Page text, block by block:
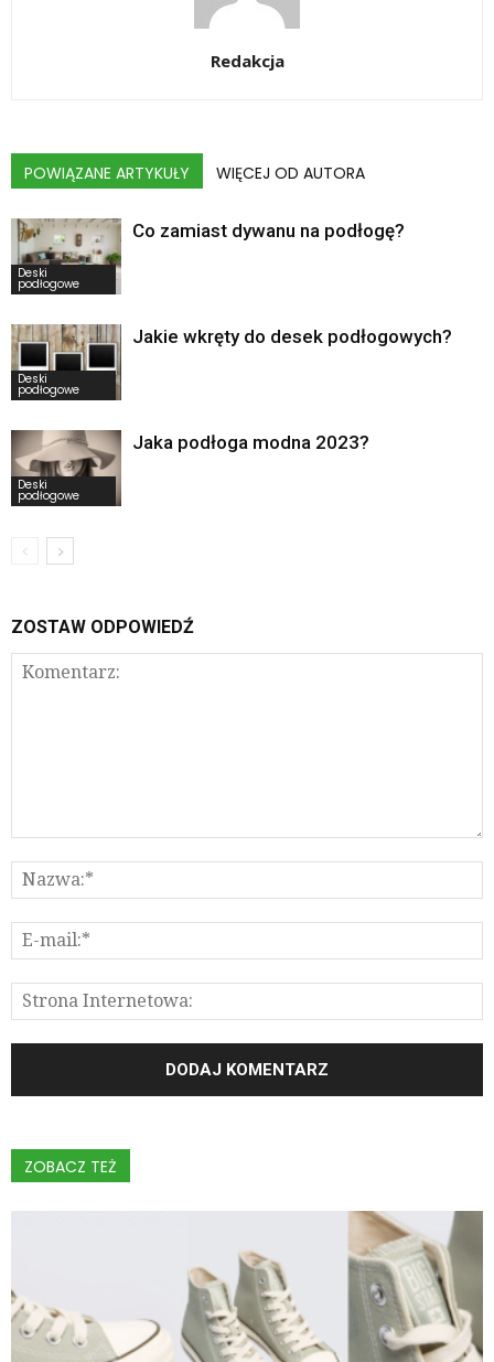
Redakcja
POWIĄZANE ARTYKUŁY WIĘCEJ OD AUTORA
Deski
podłogowe
Co zamiast dywanu na podłogę?
Deski
podłogowe
Jakie wkręty do desek podłogowych?
Deski
podłogowe
Jaka podłoga modna 2023?
ZOSTAW ODPOWIEDŹ
ZOBACZ TEŻ